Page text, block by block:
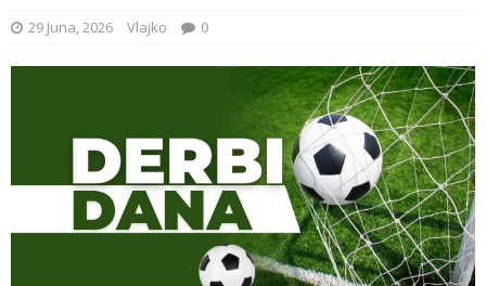
29 Juna, 2026 Vlajko 0